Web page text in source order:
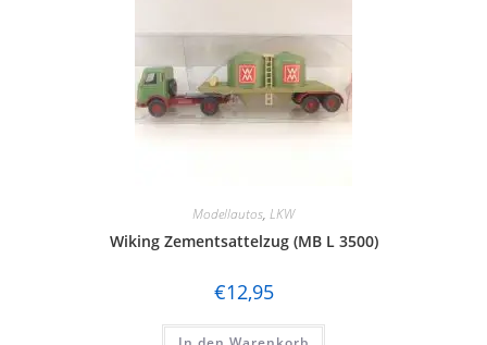
Modellautos, LKW
Wiking Zementsattelzug (MB L 3500)
€12,95